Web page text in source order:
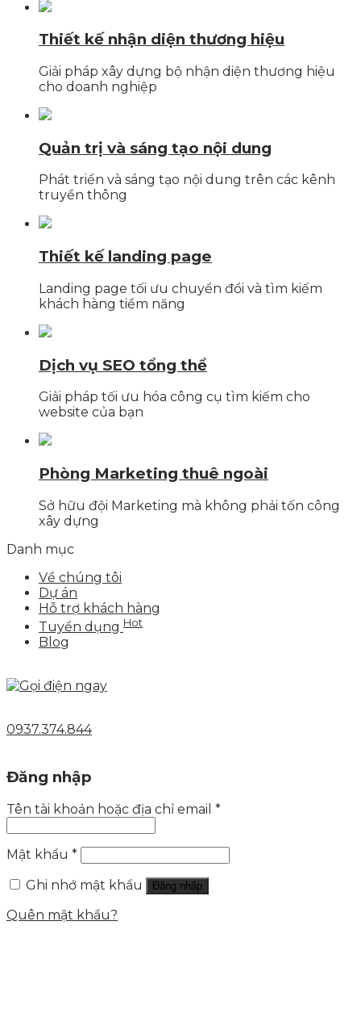
Thiết kế nhận diện thương hiệu
Giải pháp xây dựng bộ nhận diện thương hiệu
cho doanh nghiệp
Quản trị và sáng tạo nội dung
Phát triển và sáng tạo nội dung trên các kênh
truyền thông
Thiết kế landing page
Landing page tối ưu chuyển đổi và tìm kiếm
khách hàng tiềm năng
Dịch vụ SEO tổng thể
Giải pháp tối ưu hóa công cụ tìm kiếm cho
website của bạn
Phòng Marketing thuê ngoài
Sở hữu đội Marketing mà không phải tốn công
xây dựng
Danh mục
Về chúng tôi
Dự án
Hỗ trợ khách hàng
Tuyển dụng Hot
Blog
0937.374.844
Đăng nhập
Tên tài khoản hoặc địa chỉ email *
Mật khẩu *
Ghi nhớ mật khẩu
Đăng nhập
Quên mật khẩu?